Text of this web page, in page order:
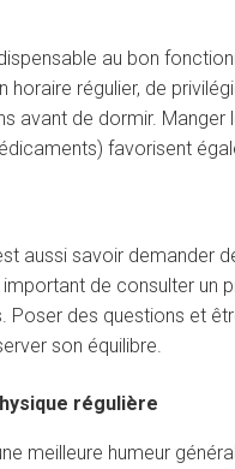
au bon
horaire régulier, de
avant de dormir. Manger
favorisent
aussi savoir demander
de consulter un
Poser des questions et
son équilibre.
régulière
meilleure humeur